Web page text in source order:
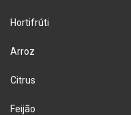
Hortifrúti
Arroz
Citrus
Feijão